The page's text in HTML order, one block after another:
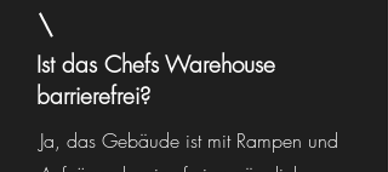
Ist das Chefs Warehouse
barrierefrei?
Ja, das Gebäude ist mit Rampen und